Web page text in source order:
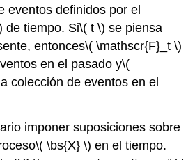
eventos definidos por el
de tiempo. Si\( t \) se piensa
entonces\( \mathscr{F}_t \)
en el pasado y\(
colección de eventos en el
imponer suposiciones sobre
\( \bs{X} \) en el tiempo.